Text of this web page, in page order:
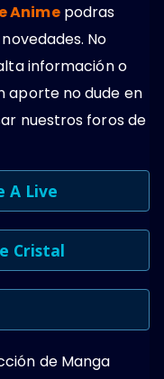
Animepodras
No
información o
aporte no dude en
nuestros foros de
A Live
Cristal
de Manga